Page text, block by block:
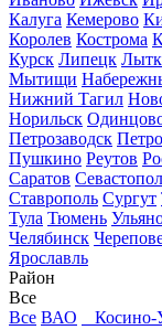
Калуга Кемерово
Королев Кострома
Курск Липецк
Мытищи
Нижний Тагил
Норильск
Петрозаводск
Пушкино Реутов
Саратов
Ставрополь Сургут
Тула Тюмень
Челябинск
Ярославль
Район
Все
Все ВАО Косино-